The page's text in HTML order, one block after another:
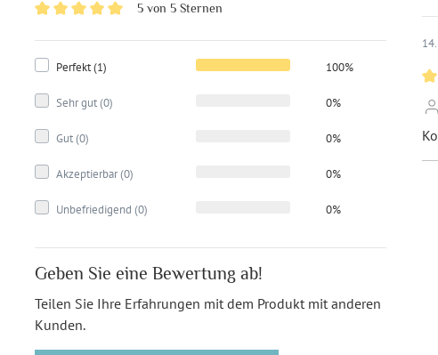
5 von 5 Sternen
Perfekt (1) 100%
Sehr gut (0) 0%
Gut (0) 0%
Akzeptierbar (0) 0%
Unbefriedigend (0) 0%
Geben Sie eine Bewertung ab!
Teilen Sie Ihre Erfahrungen mit dem Produkt mit anderen
Kunden.